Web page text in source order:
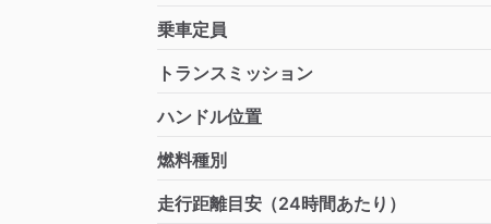
乗車定員
トランスミッション
ハンドル位置
燃料種別
走行距離目安（24時間あたり）